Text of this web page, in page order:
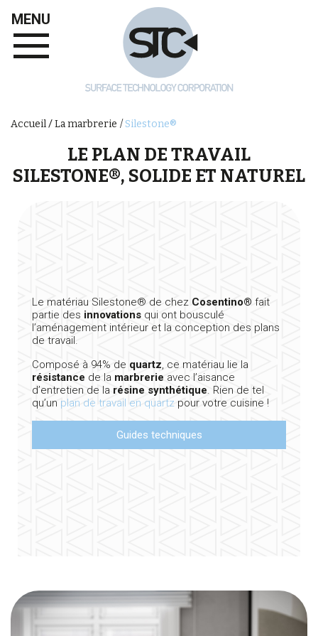
MENU
Accueil La marbrerie Silestone®
LE PLAN DE TRAVAIL
SILESTONE®, SOLIDE ET NATUREL
Le matériau Silestone® de chez Cosentino® fait
partie des innovationsqui ont bousculé
l’aménagement intérieur et la conception des plans
de travail.
Composé à 94% de quartz , ce matériau lie la
résistance de la marbrerie avec l’aisance
d’entretien de la résine synthétique . Rien de tel
qu’un plan de travail en quartz pour votre cuisine !
Guides techniques